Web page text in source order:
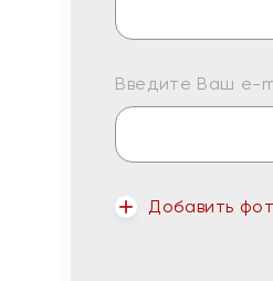
Введите Ваш e-
Добавить